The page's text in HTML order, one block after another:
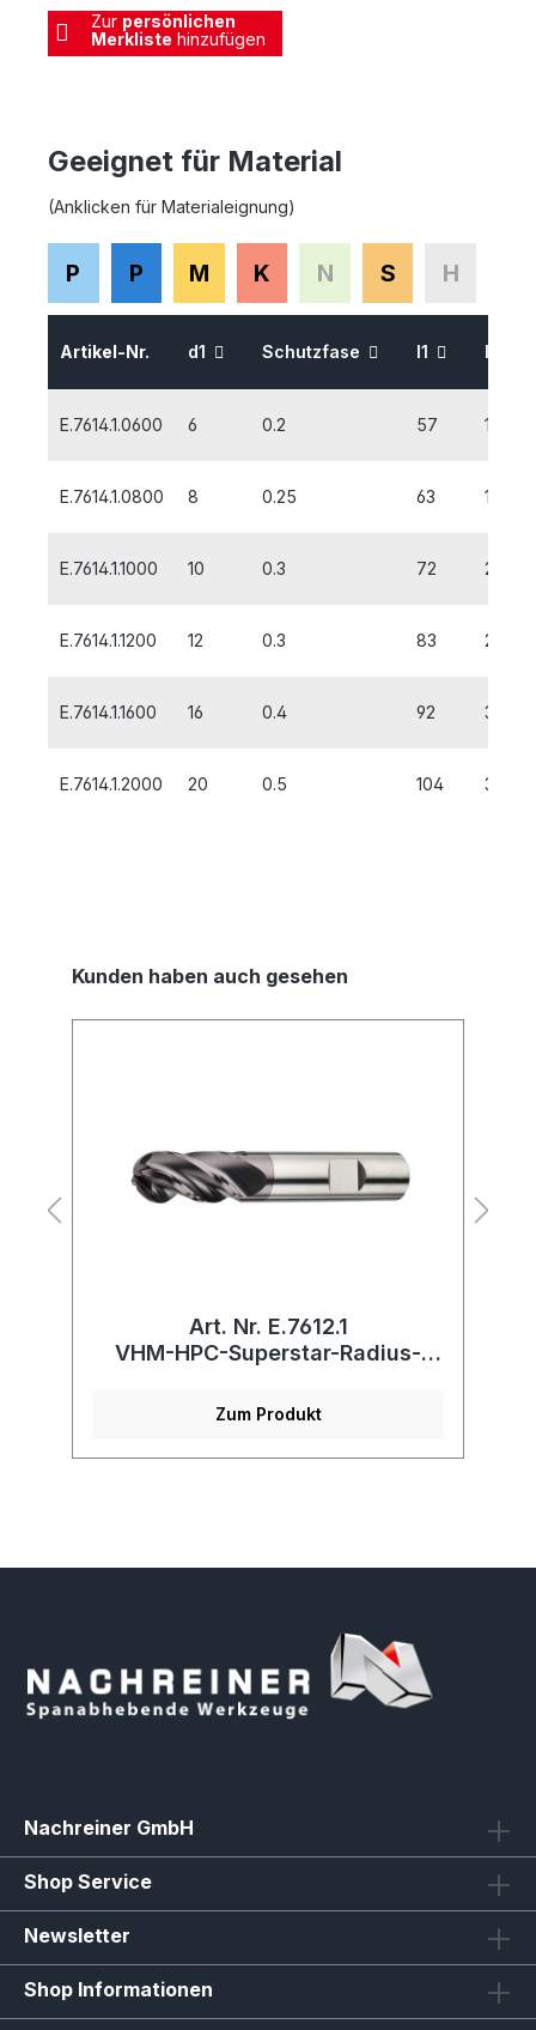
Zur persönlichen
Merkliste hinzufügen
Geeignet für Material
(Anklicken für Materialeignung)
P P M K N S H
Artikel-Nr. d1 Schutzfase l1 l2
E.7614.1.0600 6 0.2 57 13
E.7614.1.0800 8 0.25 63 19
E.7614.1.1000 10 0.3 72 22
E.7614.1.1200 12 0.3 83 26
E.7614.1.1600 16 0.4 92 32
E.7614.1.2000 20 0.5 104 38
Kunden haben auch gesehen
Art. Nr. E.7612.1
VHM-HPC-Superstar-Radius-
Zum Produkt
Nachreiner GmbH
Shop Service
Newsletter
Shop Informationen